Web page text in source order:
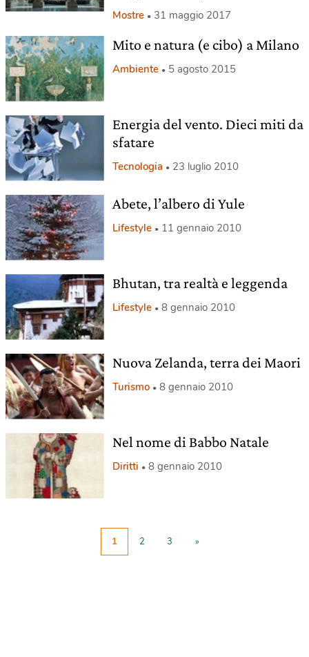
Mostre 31 maggio 2017
Mito e natura (e cibo) a Milano
Ambiente 5 agosto 2015
Energia del vento. Dieci miti da
sfatare
Tecnologia 23 luglio 2010
Abete, l’albero di Yule
Lifestyle 11 gennaio 2010
Bhutan, tra realtà e leggenda
Lifestyle 8 gennaio 2010
Nuova Zelanda, terra dei Maori
Turismo 8 gennaio 2010
Nel nome di Babbo Natale
Diritti 8 gennaio 2010
1 2 3 »